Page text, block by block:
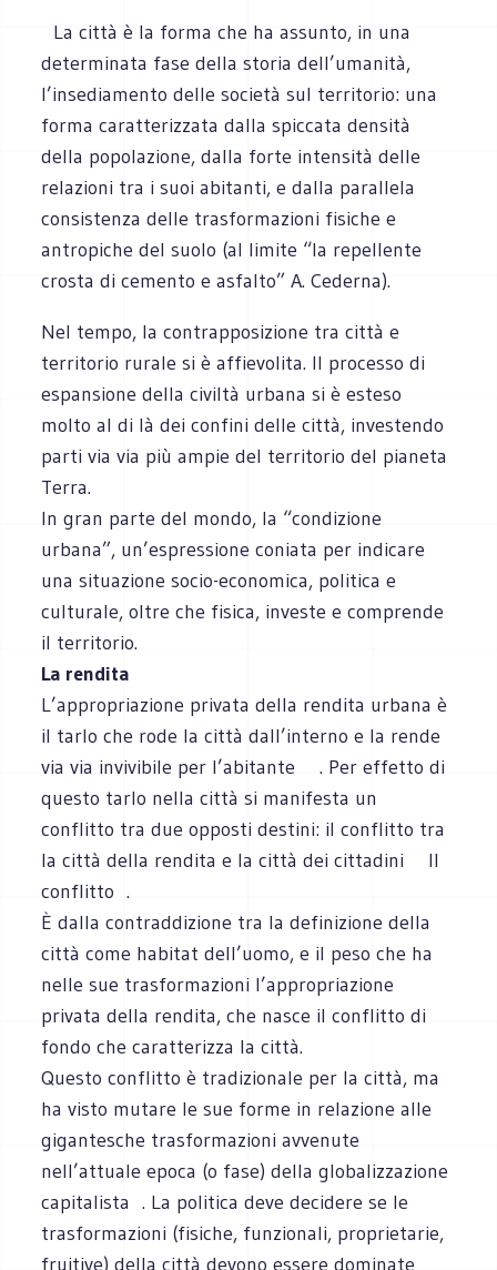
La città è la forma che ha assunto, in una
determinata fase della storia dell’umanità,
l’insediamento delle società sul territorio: una
forma caratterizzata dalla spiccata densità
della popolazione, dalla forte intensità delle
relazioni tra i suoi abitanti, e dalla parallela
consistenza delle trasformazioni fisiche e
antropiche del suolo (al limite “la repellente
crosta di cemento e asfalto” A. Cederna).
Nel tempo, la contrapposizione tra città e
territorio rurale si è affievolita. Il processo di
espansione della civiltà urbana si è esteso
molto al di là dei confini delle città, investendo
parti via via più ampie del territorio del pianeta
Terra.
In gran parte del mondo, la “condizione
urbana”, un’espressione coniata per indicare
una situazione socio-economica, politica e
culturale, oltre che fisica, investe e comprende
il territorio.
La rendita
L’appropriazione privata della rendita urbana è
il tarlo che rode la città dall’interno e la rende
via via invivibile per l’abitante . Per effetto di
questo tarlo nella città si manifesta un
conflitto tra due opposti destini: il conflitto tra
la città della rendita e la città dei cittadini Il
conflitto .
È dalla contraddizione tra la definizione della
città come habitat dell’uomo, e il peso che ha
nelle sue trasformazioni l’appropriazione
privata della rendita, che nasce il conflitto di
fondo che caratterizza la città.
Questo conflitto è tradizionale per la città, ma
ha visto mutare le sue forme in relazione alle
gigantesche trasformazioni avvenute
nell’attuale epoca (o fase) della globalizzazione
capitalista . La politica deve decidere se le
trasformazioni (fisiche, funzionali, proprietarie,
fruitive) della città devono essere dominate